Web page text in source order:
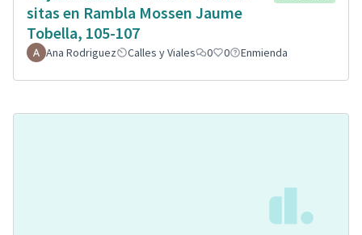
sitas en Rambla Mossen Jaume
Tobella, 105-107
Ana Rodriguez Calles y Viales 0 0 Enmienda